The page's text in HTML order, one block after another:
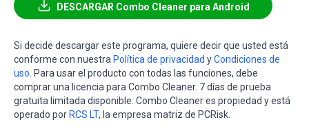
DESCARGAR Combo Cleaner para Android
Si decide descargar este programa, quiere decir que usted está
conforme con nuestra Política de privacidad yCondiciones de
uso . Para usar el producto con todas las funciones, debe
comprar una licencia para Combo Cleaner. 7 días de prueba
gratuita limitada disponible. Combo Cleaner es propiedad y está
operado por RCS LT, la empresa matriz de PCRisk.